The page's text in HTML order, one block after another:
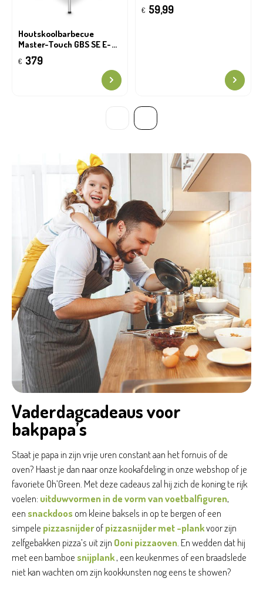
Houtskoolbarbecue
Master-Touch GBS SE E-
5755, Black
€ 379
€ 59,99
Vaderdagcadeaus voor
bakpapa’s
Staat je papa in zijn vrije uren constant aan het fornuis of de
oven? Haast je dan naar onze kookafdeling in onze webshop of je
favoriete Oh’Green. Met deze cadeaus zal hij zich de koning te rijk
voelen:uitduwvormen in de vorm van voetbalfiguren,
eensnackdoos om kleine baksels in op te bergen of een
simpele pizzasnijderofpizzasnijder met -plankvoor zijn
zelfgebakken pizza’s uit zijn Ooni pizzaoven . En wedden dat hij
met een bamboesnijplank, een keukenmes of een braadslede
niet kan wachten om zijn kookkunsten nog eens te showen?